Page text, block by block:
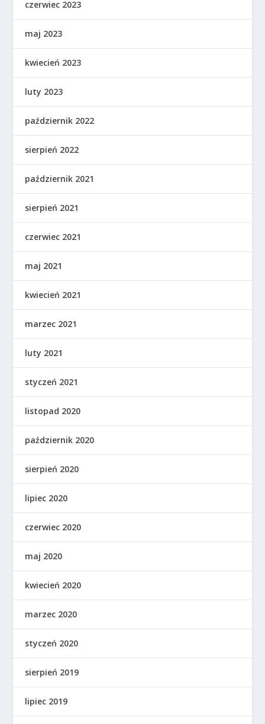
czerwiec 2023
maj 2023
kwiecień 2023
luty 2023
październik 2022
sierpień 2022
październik 2021
sierpień 2021
czerwiec 2021
maj 2021
kwiecień 2021
marzec 2021
luty 2021
styczeń 2021
listopad 2020
październik 2020
sierpień 2020
lipiec 2020
czerwiec 2020
maj 2020
kwiecień 2020
marzec 2020
styczeń 2020
sierpień 2019
lipiec 2019